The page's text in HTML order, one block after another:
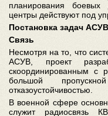
планирования боевых
центры действуют под
Постановка задач АСУВ
Связь
Несмотря на то, что
АСУВ, проект
скоординированным с
большой
отказоустойчивостью.
В военной сфере
служит радиосвязь